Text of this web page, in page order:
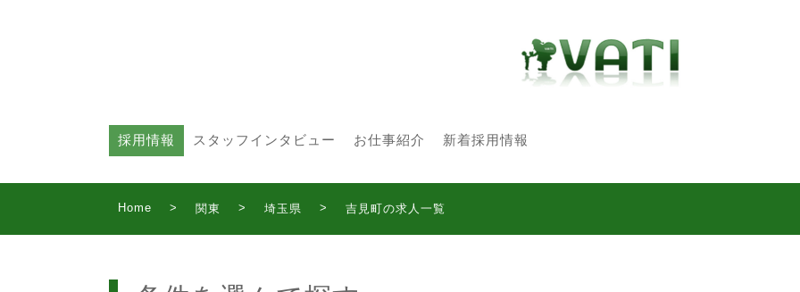
採用情報 スタッフインタビュー お仕事紹介 新着採用情報
Home > 関東 > 埼玉県 > 吉見町の求人一覧